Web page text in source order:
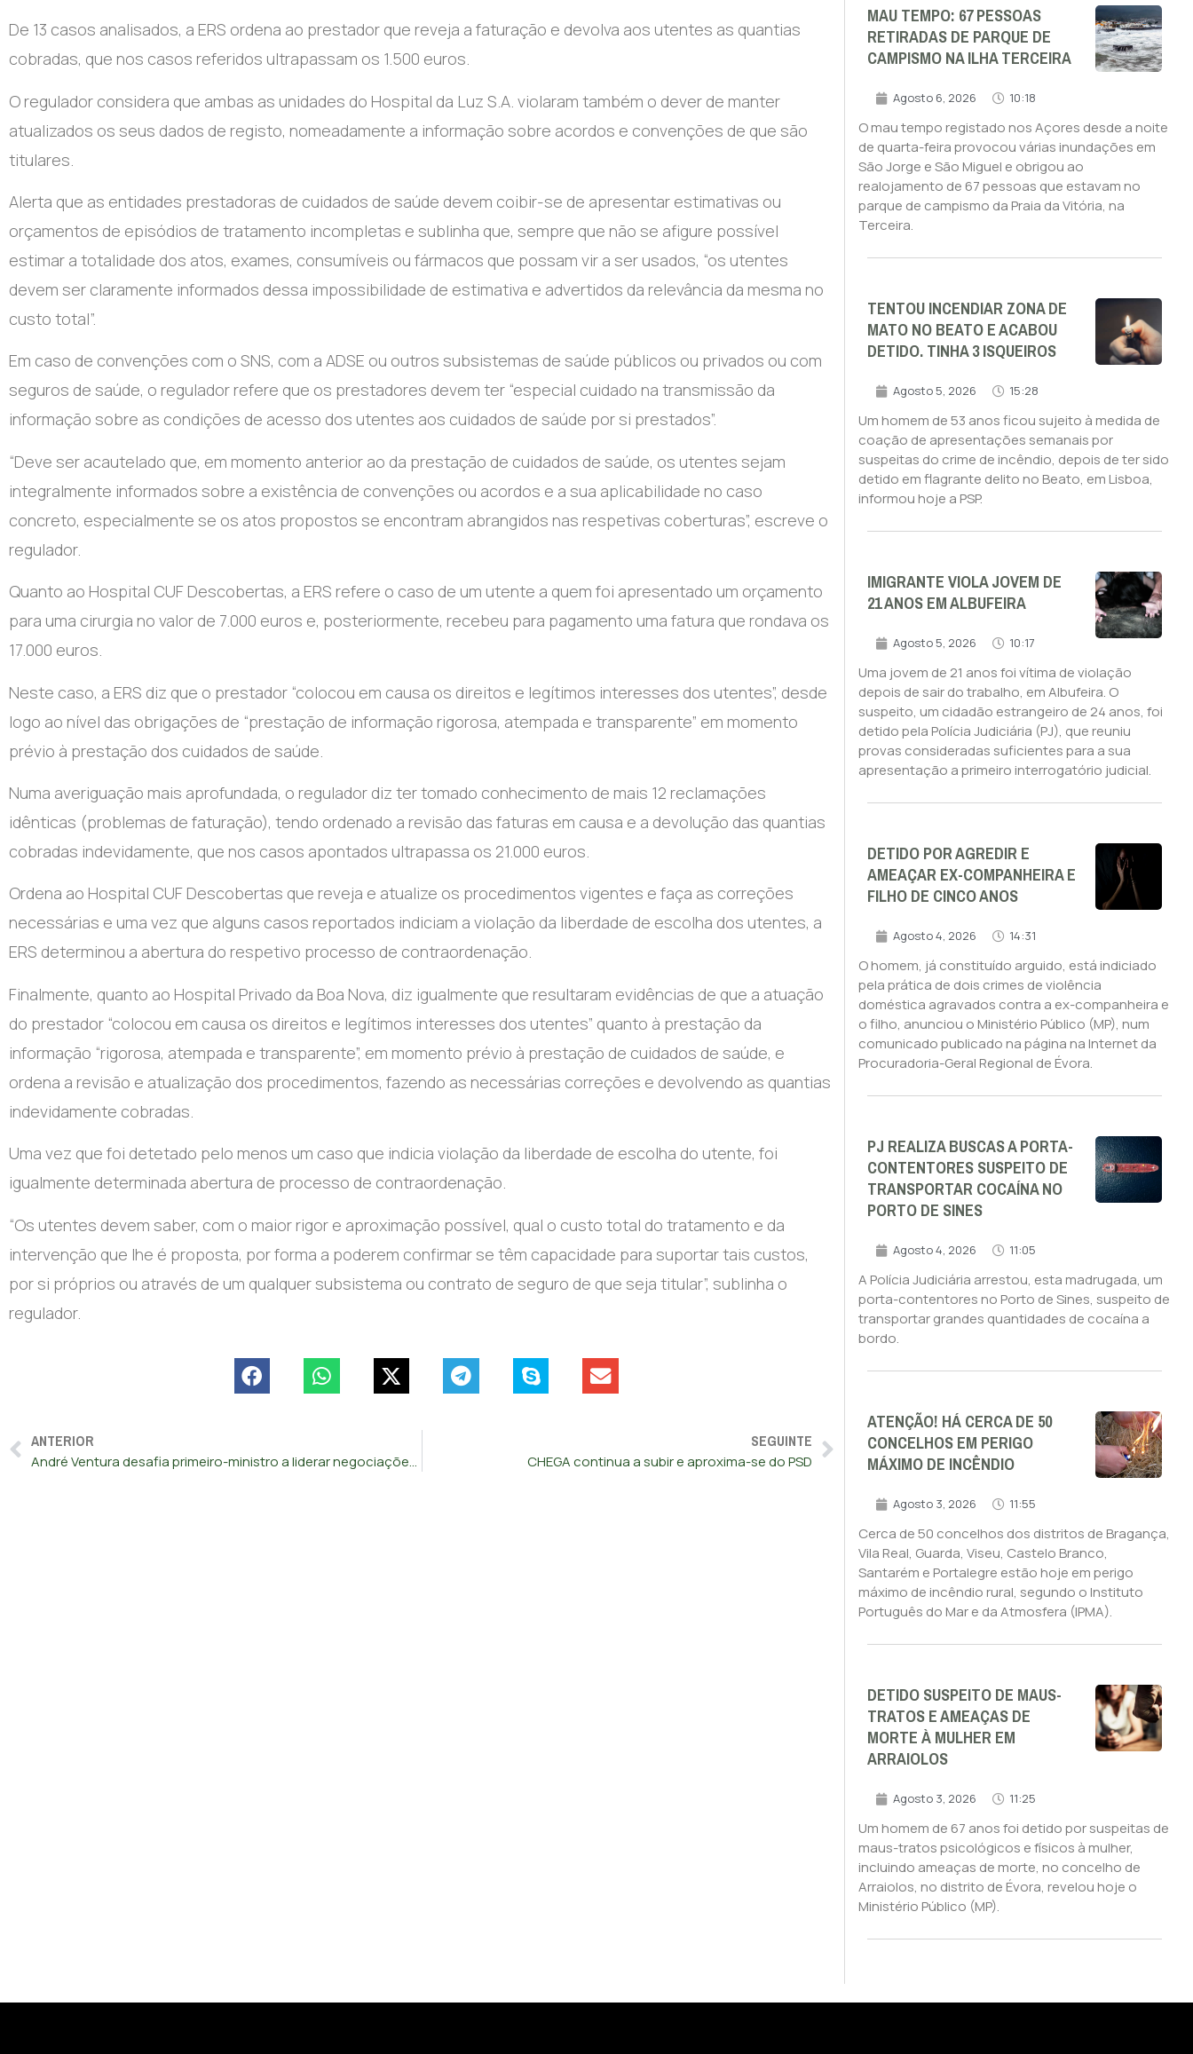
De 13 casos analisados, a ERS ordena ao prestador que reveja a faturação e devolva aos utentes as quantias
cobradas, que nos casos referidos ultrapassam os 1.500 euros.
O regulador considera que ambas as unidades do Hospital da Luz S.A. violaram também o dever de manter
atualizados os seus dados de registo, nomeadamente a informação sobre acordos e convenções de que são
titulares.
Alerta que as entidades prestadoras de cuidados de saúde devem coibir-se de apresentar estimativas ou
orçamentos de episódios de tratamento incompletas e sublinha que, sempre que não se afigure possível
estimar a totalidade dos atos, exames, consumíveis ou fármacos que possam vir a ser usados, “os utentes
devem ser claramente informados dessa impossibilidade de estimativa e advertidos da relevância da mesma no
custo total”.
Em caso de convenções com o SNS, com a ADSE ou outros subsistemas de saúde públicos ou privados ou com
seguros de saúde, o regulador refere que os prestadores devem ter “especial cuidado na transmissão da
informação sobre as condições de acesso dos utentes aos cuidados de saúde por si prestados”.
“Deve ser acautelado que, em momento anterior ao da prestação de cuidados de saúde, os utentes sejam
integralmente informados sobre a existência de convenções ou acordos e a sua aplicabilidade no caso
concreto, especialmente se os atos propostos se encontram abrangidos nas respetivas coberturas”, escreve o
regulador.
Quanto ao Hospital CUF Descobertas, a ERS refere o caso de um utente a quem foi apresentado um orçamento
para uma cirurgia no valor de 7.000 euros e, posteriormente, recebeu para pagamento uma fatura que rondava os
17.000 euros.
Neste caso, a ERS diz que o prestador “colocou em causa os direitos e legítimos interesses dos utentes”, desde
logo ao nível das obrigações de “prestação de informação rigorosa, atempada e transparente” em momento
prévio à prestação dos cuidados de saúde.
Numa averiguação mais aprofundada, o regulador diz ter tomado conhecimento de mais 12 reclamações
idênticas (problemas de faturação), tendo ordenado a revisão das faturas em causa e a devolução das quantias
cobradas indevidamente, que nos casos apontados ultrapassa os 21.000 euros.
Ordena ao Hospital CUF Descobertas que reveja e atualize os procedimentos vigentes e faça as correções
necessárias e uma vez que alguns casos reportados indiciam a violação da liberdade de escolha dos utentes, a
ERS determinou a abertura do respetivo processo de contraordenação.
Finalmente, quanto ao Hospital Privado da Boa Nova, diz igualmente que resultaram evidências de que a atuação
do prestador “colocou em causa os direitos e legítimos interesses dos utentes” quanto à prestação da
informação “rigorosa, atempada e transparente”, em momento prévio à prestação de cuidados de saúde, e
ordena a revisão e atualização dos procedimentos, fazendo as necessárias correções e devolvendo as quantias
indevidamente cobradas.
Uma vez que foi detetado pelo menos um caso que indicia violação da liberdade de escolha do utente, foi
igualmente determinada abertura de processo de contraordenação.
“Os utentes devem saber, com o maior rigor e aproximação possível, qual o custo total do tratamento e da
intervenção que lhe é proposta, por forma a poderem confirmar se têm capacidade para suportar tais custos,
por si próprios ou através de um qualquer subsistema ou contrato de seguro de que seja titular”, sublinha o
regulador.
ANTERIOR
André Ventura desafia primeiro-ministro a liderar negociações com professores
SEGUINTE
CHEGA continua a subir e aproxima-se do PSD
MAU TEMPO: 67 PESSOAS
RETIRADAS DE PARQUE DE
CAMPISMO NA ILHA TERCEIRA
Agosto 6, 2026 10:18
O mau tempo registado nos Açores desde a noite
de quarta-feira provocou várias inundações em
São Jorge e São Miguel e obrigou ao
realojamento de 67 pessoas que estavam no
parque de campismo da Praia da Vitória, na
Terceira.
TENTOU INCENDIAR ZONA DE
MATO NO BEATO E ACABOU
DETIDO. TINHA 3 ISQUEIROS
Agosto 5, 2026 15:28
Um homem de 53 anos ficou sujeito à medida de
coação de apresentações semanais por
suspeitas do crime de incêndio, depois de ter sido
detido em flagrante delito no Beato, em Lisboa,
informou hoje a PSP.
IMIGRANTE VIOLA JOVEM DE
21 ANOS EM ALBUFEIRA
Agosto 5, 2026 10:17
Uma jovem de 21 anos foi vítima de violação
depois de sair do trabalho, em Albufeira. O
suspeito, um cidadão estrangeiro de 24 anos, foi
detido pela Polícia Judiciária (PJ), que reuniu
provas consideradas suficientes para a sua
apresentação a primeiro interrogatório judicial.
DETIDO POR AGREDIR E
AMEAÇAR EX-COMPANHEIRA E
FILHO DE CINCO ANOS
Agosto 4, 2026 14:31
O homem, já constituído arguido, está indiciado
pela prática de dois crimes de violência
doméstica agravados contra a ex-companheira e
o filho, anunciou o Ministério Público (MP), num
comunicado publicado na página na Internet da
Procuradoria-Geral Regional de Évora.
PJ REALIZA BUSCAS A PORTA-
CONTENTORES SUSPEITO DE
TRANSPORTAR COCAÍNA NO
PORTO DE SINES
Agosto 4, 2026 11:05
A Polícia Judiciária arrestou, esta madrugada, um
porta-contentores no Porto de Sines, suspeito de
transportar grandes quantidades de cocaína a
bordo.
ATENÇÃO! HÁ CERCA DE 50
CONCELHOS EM PERIGO
MÁXIMO DE INCÊNDIO
Agosto 3, 2026 11:55
Cerca de 50 concelhos dos distritos de Bragança,
Vila Real, Guarda, Viseu, Castelo Branco,
Santarém e Portalegre estão hoje em perigo
máximo de incêndio rural, segundo o Instituto
Português do Mar e da Atmosfera (IPMA).
DETIDO SUSPEITO DE MAUS-
TRATOS E AMEAÇAS DE
MORTE À MULHER EM
ARRAIOLOS
Agosto 3, 2026 11:25
Um homem de 67 anos foi detido por suspeitas de
maus-tratos psicológicos e físicos à mulher,
incluindo ameaças de morte, no concelho de
Arraiolos, no distrito de Évora, revelou hoje o
Ministério Público (MP).